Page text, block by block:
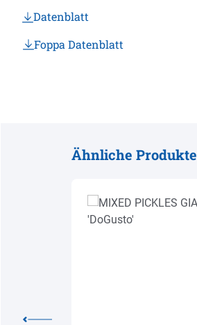
Datenblatt
Foppa Datenblatt
Ähnliche Produkte